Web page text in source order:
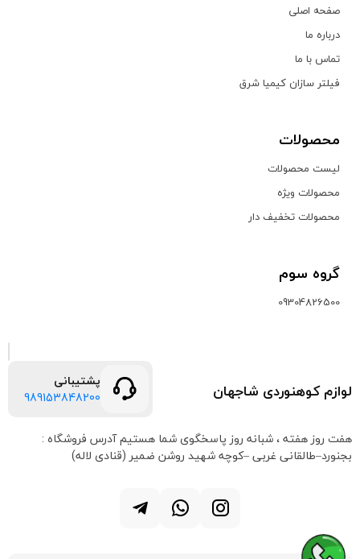
صفحه اصلی
درباره ما
تماس با ما
فیلتر سازان کیمیا شرق
محصولات
لیست محصولات
محصولات ویژه
محصولات تخفیف دار
گروه سوم
09304826500
لوازم کوهنوردی شاجهان
پشتیبانی
989153848200
هفت روز هفته ، شبانه روز پاسخگوی شما هستیمآدرس فروشگاه :
بجنورد–طالقانی غربی –کوچه شهید روشن ضمیر (قنادی لاله)